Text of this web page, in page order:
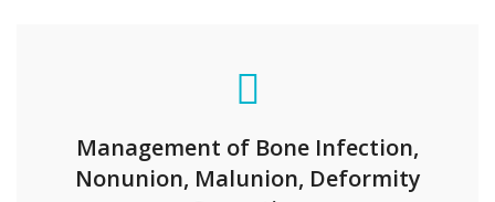
Management of Bone Infection,
Nonunion, Malunion, Deformity